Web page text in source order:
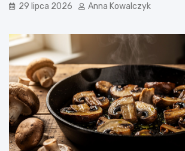
29 lipca 2026 Anna Kowalczyk